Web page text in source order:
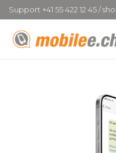
Support +41 55 422 12 45 /